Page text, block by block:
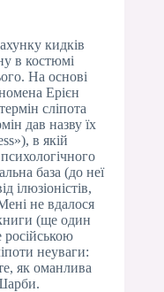
кидків
в костюмі
На основі
Ерієн
сліпота
дав назву їх
в якій
база (до неї
ілюзіоністів,
не вдалося
(ще один
російською
неуваги:
як оманлива